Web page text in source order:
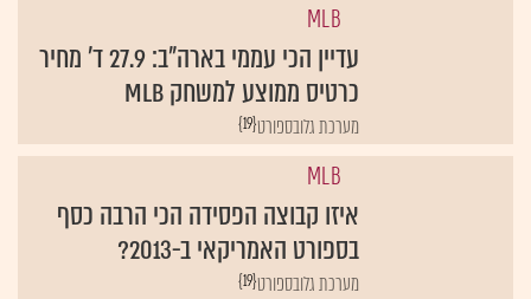
MLB
עדיין הכי עממי בארה"ב: 27.9 ד' מחיר
כרטיס ממוצע למשחק MLB
{19}מערכת גלובספורט
MLB
איזו קבוצה הפסידה הכי הרבה כסף
בספורט האמריקאי ב-2013?
{19}מערכת גלובספורט